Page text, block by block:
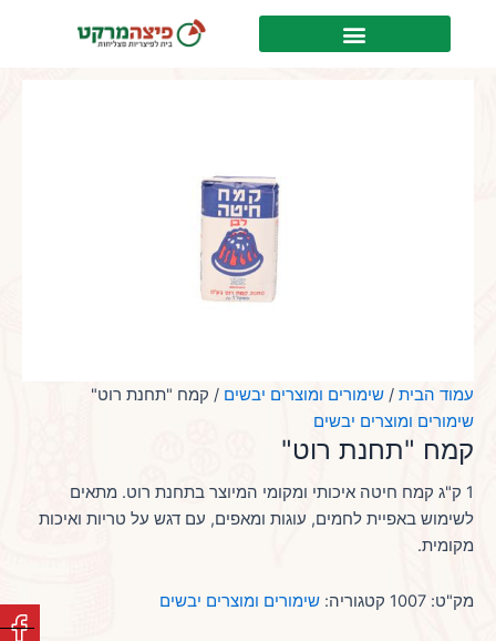
עמוד הבית / שימורים ומוצרים יבשים / קמח "תחנת רוט"
שימורים ומוצרים יבשים
קמח "תחנת רוט"
1 ק"ג קמח חיטה איכותי ומקומי המיוצר בתחנת רוט. מתאים
לשימוש באפיית לחמים, עוגות ומאפים, עם דגש על טריות ואיכות
מקומית.
מק"ט: 1007 קטגוריה: שימורים ומוצרים יבשים